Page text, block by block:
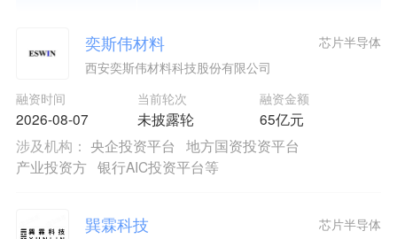
奕斯伟材料
西安奕斯伟材料科技股份有限公司
融资时间
2026-08-07
当前轮次
未披露轮
融资金额
65亿元
芯片半导体
涉及机构： 央企投资平台
地方国资投资平台
产业投资方 银行AIC投资平台等
巽霖科技 芯片半导体